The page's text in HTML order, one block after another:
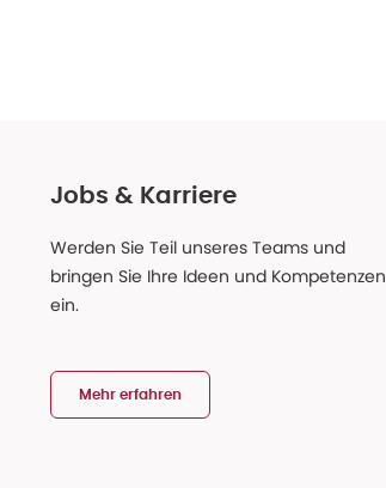
Jobs & Karriere
Werden Sie Teil unseres Teams und
bringen Sie Ihre Ideen und Kompetenzen
ein.
Mehr erfahren